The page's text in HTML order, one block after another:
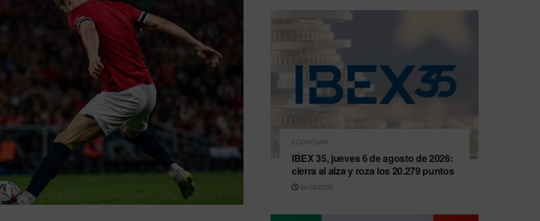
ECONOMÍA
IBEX 35, jueves 6 de agosto de 2026:
cierra al alza y roza los 20.279 puntos
06/08/2026